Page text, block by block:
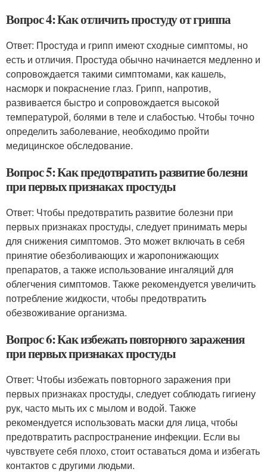
Вопрос 4: Как отличить простуду от гриппа
Ответ: Простуда и грипп имеют сходные симптомы, но
есть и отличия. Простуда обычно начинается медленно и
сопровождается такими симптомами, как кашель,
насморк и покраснение глаз. Грипп, напротив,
развивается быстро и сопровождается высокой
температурой, болями в теле и слабостью. Чтобы точно
определить заболевание, необходимо пройти
медицинское обследование.
Вопрос 5: Как предотвратить развитие болезни
при первых признаках простуды
Ответ: Чтобы предотвратить развитие болезни при
первых признаках простуды, следует принимать меры
для снижения симптомов. Это может включать в себя
принятие обезболивающих и жаропонижающих
препаратов, а также использование ингаляций для
облегчения симптомов. Также рекомендуется увеличить
потребление жидкости, чтобы предотвратить
обезвоживание организма.
Вопрос 6: Как избежать повторного заражения
при первых признаках простуды
Ответ: Чтобы избежать повторного заражения при
первых признаках простуды, следует соблюдать гигиену
рук, часто мыть их с мылом и водой. Также
рекомендуется использовать маски для лица, чтобы
предотвратить распространение инфекции. Если вы
чувствуете себя плохо, стоит оставаться дома и избегать
контактов с другими людьми.